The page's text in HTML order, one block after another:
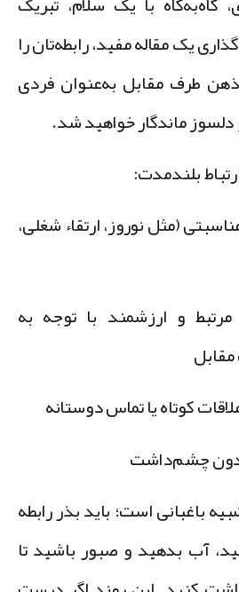
یک مقاله مفید، رابطه‌تان را
طرف مقابل به‌عنوان فردی
ماندگار خواهید شد.
بلندمدت:
(مثل نوروز، ارتقاء شغلی،
و ارزشمند با توجه به
کوتاه یا تماس دوستانه
چشم‌داشت
است؛ باید بذر رابطه
آب بدهید و صبور باشید تا